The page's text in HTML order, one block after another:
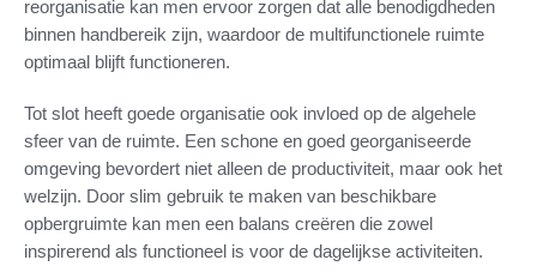
reorganisatie kan men ervoor zorgen dat alle benodigdheden
binnen handbereik zijn, waardoor de multifunctionele ruimte
optimaal blijft functioneren.
Tot slot heeft goede organisatie ook invloed op de algehele
sfeer van de ruimte. Een schone en goed georganiseerde
omgeving bevordert niet alleen de productiviteit, maar ook het
welzijn. Door slim gebruik te maken van beschikbare
opbergruimte kan men een balans creëren die zowel
inspirerend als functioneel is voor de dagelijkse activiteiten.